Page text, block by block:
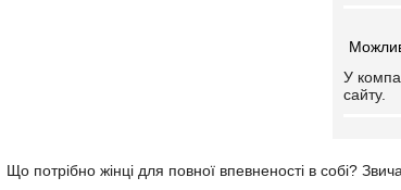
У
сайту.
Що потрібно жінці для повної впевненості в собі?